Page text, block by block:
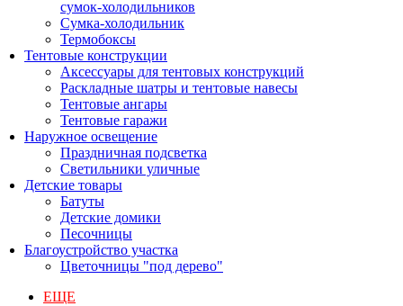
сумок-холодильников
Сумка-холодильник
Термобоксы
Тентовые конструкции
Аксессуары для тентовых конструкций
Раскладные шатры и тентовые навесы
Тентовые ангары
Тентовые гаражи
Наружное освещение
Праздничная подсветка
Светильники уличные
Детские товары
Батуты
Детские домики
Песочницы
Благоустройство участка
Цветочницы "под дерево"
ЕЩЕ